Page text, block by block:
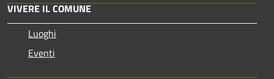
VIVERE IL COMUNE
Luoghi
Eventi